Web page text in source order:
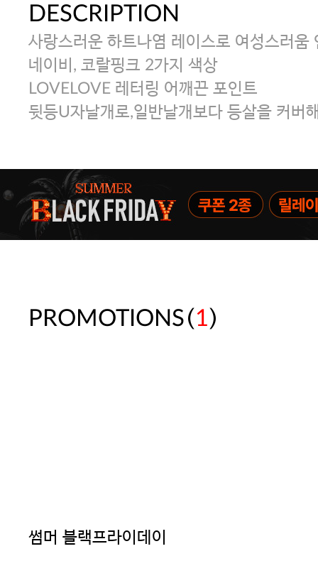
DESCRIPTION
사랑스러운 하트나염 레이스로 여성스러움
네이비, 코랄핑크 2가지 색상
LOVELOVE 레터링 어깨끈 포인트
뒷등U자날개로,일반날개보다 등살을 커버
PROMOTIONS(1)
썸머 블랙프라이데이